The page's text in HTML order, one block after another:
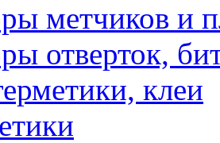
метчиков и
отверток,
клеи